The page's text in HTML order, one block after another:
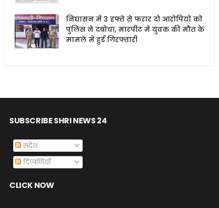
निघासन में 3 हफ्ते से फरार दो आरोपियों को
पुलिस ने दबोचा, मारपीट में युवक की मौत के
मामले में हुई गिरफ्तारी
SUBSCRIBE SHRI NEWS 24
संदेश
टिप्पणियाँ
CLICK NOW